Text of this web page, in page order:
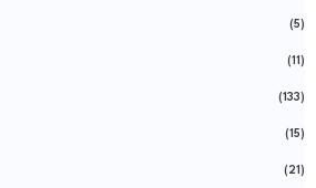
(5)
(11)
(133)
(15)
(21)